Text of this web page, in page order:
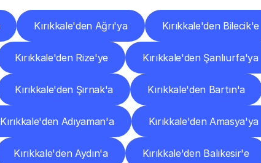
Kırıkkale'den Ağrı'ya Kırıkkale'den Bilecik'e
Kırıkkale'den Rize'ye Kırıkkale'den Şanlıurfa'ya
Kırıkkale'den Şırnak'a Kırıkkale'den Bartın'a
Kırıkkale'den Adıyaman'a Kırıkkale'den Amasya'ya
Kırıkkale'den Aydın'a Kırıkkale'den Balıkesir'e